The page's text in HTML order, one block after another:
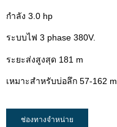
กำลัง 3.0 hp
ระบบไฟ 3 phase 380V.
ระยะส่งสูงสุด 181 m
เหมาะสำหรับบ่อลึก 57-162 m
ช่องทางจำหน่าย